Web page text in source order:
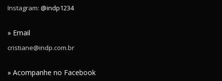
Instagram: @indp1234
» Email
cristiane@indp.com.br
» Acompanhe no Facebook